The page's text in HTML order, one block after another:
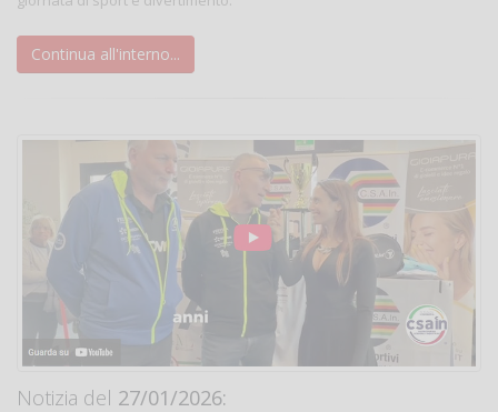
Continua all'interno...
Notizia del 27/01/2026: